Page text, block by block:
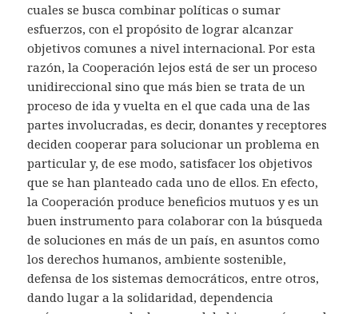
cuales se busca combinar políticas o sumar
esfuerzos, con el propósito de lograr alcanzar
objetivos comunes a nivel internacional. Por esta
razón, la Cooperación lejos está de ser un proceso
unidireccional sino que más bien se trata de un
proceso de ida y vuelta en el que cada una de las
partes involucradas, es decir, donantes y receptores
deciden cooperar para solucionar un problema en
particular y, de ese modo, satisfacer los objetivos
que se han planteado cada uno de ellos. En efecto,
la Cooperación produce beneficios mutuos y es un
buen instrumento para colaborar con la búsqueda
de soluciones en más de un país, en asuntos como
los derechos humanos, ambiente sostenible,
defensa de los sistemas democráticos, entre otros,
dando lugar a la solidaridad, dependencia